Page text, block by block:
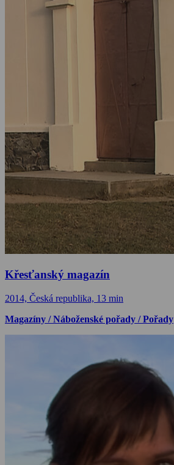
Křesťanský magazín
2014, Česká republika, 13 min
Magazíny / Náboženské pořady / Pořady